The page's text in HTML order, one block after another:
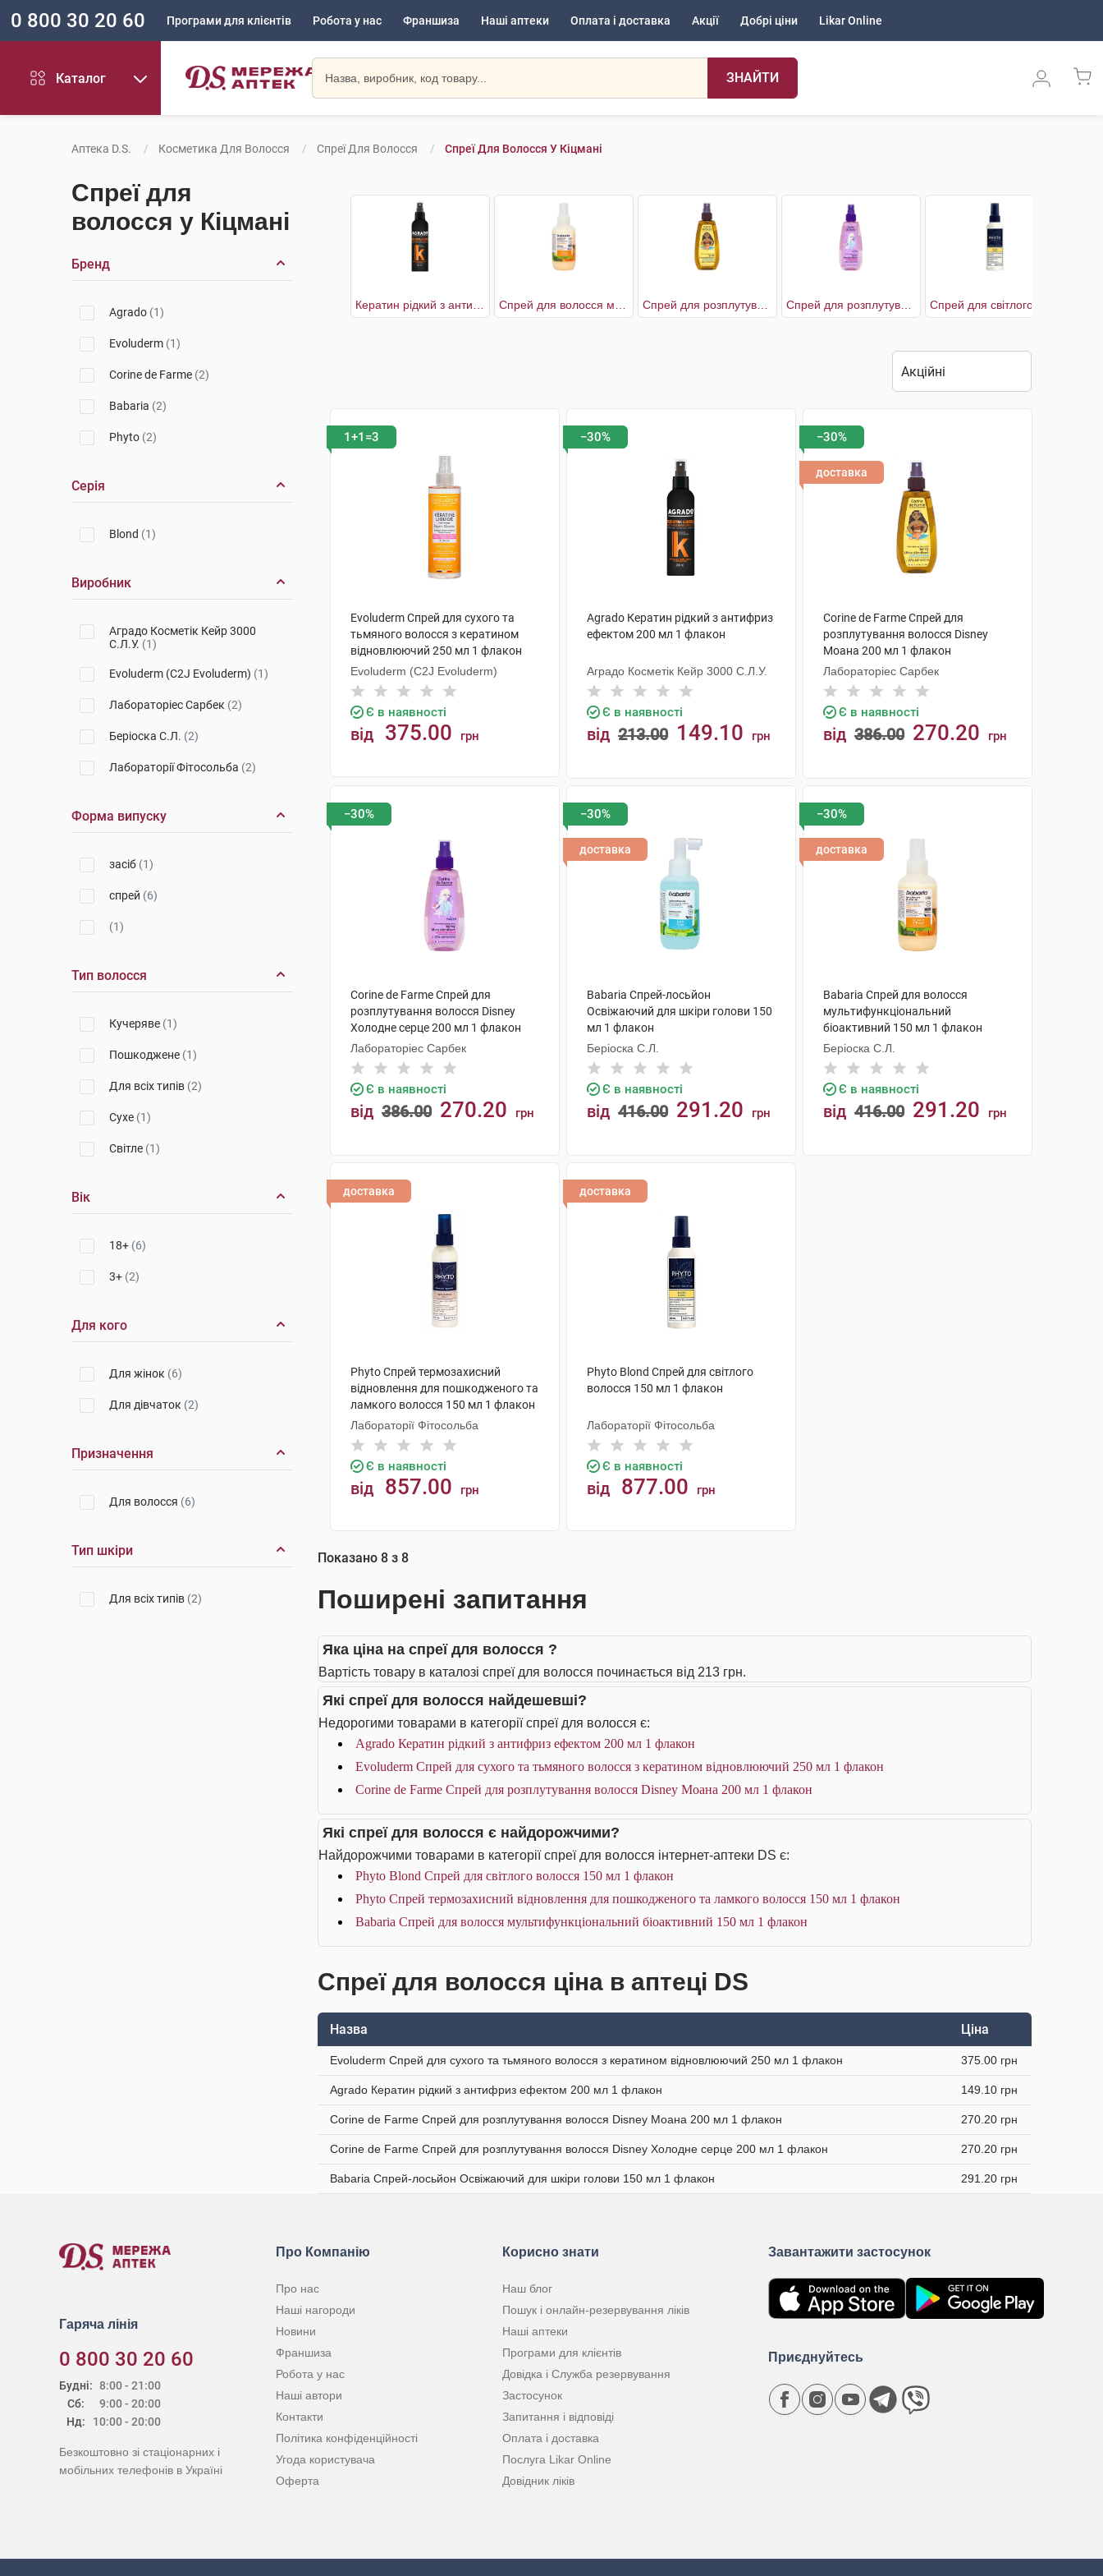
0 800 30 20 60 Програми для клієнтів Робота у нас Франшиза Наші аптеки Оплата і доставка Акції Добрі ціни Likar Online
Каталог ЗНАЙТИ
Аптека D.S. Косметика Для Волосся Спреї Для Волосся Спреї Для Волосся У Кіцмані
Спреї для
волосся у Кіцмані
Бренд
Agrado (1)
Evoluderm (1)
Corine de Farme (2)
Babaria (2)
Phyto (2)
Серія
Blond (1)
Виробник
Аградо Косметік Кейр 3000
С.Л.У. (1)
Evoluderm (C2J Evoluderm) (1)
Лабораторіес Сарбек (2)
Беріоска С.Л. (2)
Лабораторії Фітосольба (2)
Форма випуску
засіб (1)
спрей (6)
(1)
Тип волосся
Кучеряве (1)
Пошкоджене (1)
Для всіх типів (2)
Сухе (1)
Світле (1)
Вік
18+ (6)
3+ (2)
Для кого
Для жінок (6)
Для дівчаток (2)
Призначення
Для волосся (6)
Тип шкіри
Для всіх типів (2)
1+1=3
Evoluderm Спрей для сухого та
тьмяного волосся з кератином
відновлюючий 250 мл 1 флакон
Evoluderm (C2J Evoluderm)
Є в наявності
від 375.00 грн
−30%
Agrado Кератин рідкий з антифриз
ефектом 200 мл 1 флакон
Аградо Косметік Кейр 3000 С.Л.У.
Є в наявності
від 213.00 149.10 грн
−30%
доставка
Corine de Farme Спрей для
розплутування волосся Disney
Моана 200 мл 1 флакон
Лабораторіес Сарбек
Є в наявності
від 386.00 270.20 грн
−30%
Corine de Farme Спрей для
розплутування волосся Disney
Холодне серце 200 мл 1 флакон
Лабораторіес Сарбек
Є в наявності
від 386.00 270.20 грн
−30%
доставка
Babaria Спрей-лосьйон
Освіжаючий для шкіри голови 150
мл 1 флакон
Беріоска С.Л.
Є в наявності
від 416.00 291.20 грн
−30%
доставка
Babaria Спрей для волосся
мультифункціональний
біоактивний 150 мл 1 флакон
Беріоска С.Л.
Є в наявності
від 416.00 291.20 грн
доставка
Phyto Спрей термозахисний
відновлення для пошкодженого та
ламкого волосся 150 мл 1 флакон
Лабораторії Фітосольба
Є в наявності
від 857.00 грн
доставка
Phyto Blond Спрей для світлого
волосся 150 мл 1 флакон
Лабораторії Фітосольба
Є в наявності
від 877.00 грн
Показано 8 з 8
Поширені запитання
Яка ціна на спреї для волосся ?
Вартість товару в каталозі спреї для волосся починається від 213 грн.
Які спреї для волосся найдешевші?
Недорогими товарами в категорії спреї для волосся є:
Agrado Кератин рідкий з антифриз ефектом 200 мл 1 флакон
Evoluderm Спрей для сухого та тьмяного волосся з кератином відновлюючий 250 мл 1 флакон
Corine de Farme Спрей для розплутування волосся Disney Моана 200 мл 1 флакон
Які спреї для волосся є найдорожчими?
Найдорожчими товарами в категорії спреї для волосся інтернет-аптеки DS є:
Phyto Blond Спрей для світлого волосся 150 мл 1 флакон
Phyto Спрей термозахисний відновлення для пошкодженого та ламкого волосся 150 мл 1 флакон
Babaria Спрей для волосся мультифункціональний біоактивний 150 мл 1 флакон
Спреї для волосся ціна в аптеці DS
Назва Ціна
Evoluderm Спрей для сухого та тьмяного волосся з кератином відновлюючий 250 мл 1 флакон 375.00 грн
Agrado Кератин рідкий з антифриз ефектом 200 мл 1 флакон 149.10 грн
Corine de Farme Спрей для розплутування волосся Disney Моана 200 мл 1 флакон 270.20 грн
Corine de Farme Спрей для розплутування волосся Disney Холодне серце 200 мл 1 флакон 270.20 грн
Babaria Спрей-лосьйон Освіжаючий для шкіри голови 150 мл 1 флакон 291.20 грн
Гаряча лінія
0 800 30 20 60
Будні:
Сб:
Нд:
8:00 - 21:00
9:00 - 20:00
10:00 - 20:00
Безкоштовно зі стаціонарних і
мобільних телефонів в Україні
Про Компанію
Про нас
Наші нагороди
Новини
Франшиза
Робота у нас
Наші автори
Контакти
Політика конфіденційності
Угода користувача
Оферта
Корисно знати
Наш блог
Пошук і онлайн-резервування ліків
Наші аптеки
Програми для клієнтів
Довідка і Служба резервування
Застосунок
Запитання і відповіді
Оплата і доставка
Послуга Likar Online
Довідник ліків
Завантажити застосунок
Приєднуйтесь